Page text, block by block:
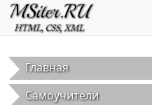
Перейти к основному
Главная
Самоучители